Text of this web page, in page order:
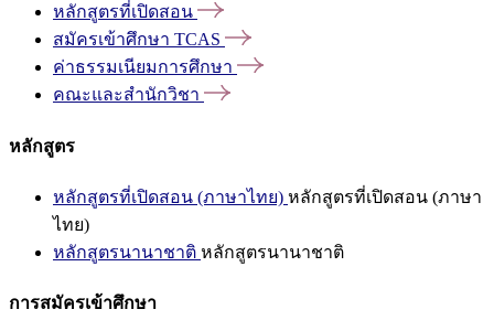
หลักสูตรที่เปิดสอน
สมัครเข้าศึกษา TCAS
ค่าธรรมเนียมการศึกษา
คณะและสำนักวิชา
หลักสูตร
หลักสูตรที่เปิดสอน (ภาษาไทย) หลักสูตรที่เปิดสอน (ภาษา
ไทย)
หลักสูตรนานาชาติ หลักสูตรนานาชาติ
การสมัครเข้าศึกษา